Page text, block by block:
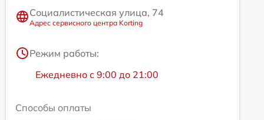
Социалистическая улица, 74
Адрес сервисного центра Korting
Режим работы:
Ежедневно с 9:00 до 21:00
Способы оплаты